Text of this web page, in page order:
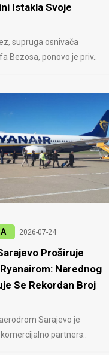
Istakla Svoje
supruga osnivača
Bezosa, ponovo je priv..
2026-07-24
Proširuje
Narednog
Se Rekordan Broj
Sarajevo je
partners..